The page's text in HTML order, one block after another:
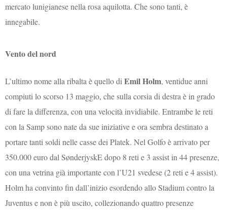
mercato lunigianese nella rosa aquilotta. Che sono tanti, è
innegabile.
Vento del nord
L’ultimo nome alla ribalta è quello diEmil Holm, ventidue anni
compiuti lo scorso 13 maggio, che sulla corsia di destra è in grado
di fare la differenza, con una velocità invidiabile. Entrambe le reti
con la Samp sono nate da sue iniziative e ora sembra destinato a
portare tanti soldi nelle casse dei Platek. Nel Golfo è arrivato per
350.000 euro dal SønderjyskE dopo 8 reti e 3 assist in 44 presenze,
con una vetrina già importante con l’U21 svedese (2 reti e 4 assist).
Holm ha convinto fin dall’inizio esordendo allo Stadium contro la
Juventus e non è più uscito, collezionando quattro presenze